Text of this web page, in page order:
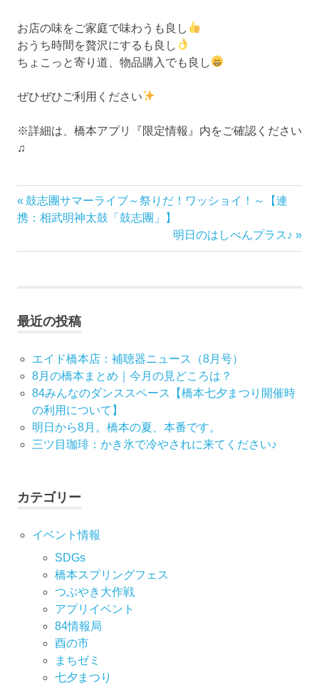
お店の味をご家庭で味わうも良し
おうち時間を贅沢にするも良し
ちょこっと寄り道、物品購入でも良し
ぜひぜひご利用ください
※詳細は、橋本アプリ『限定情報』内をご確認ください
♫
投
ゲ
ー
シ
ョ
ン
前
の
事:
鼓志團サマーライブ～祭りだ！ワッショイ！～【連
携：相武明神太鼓「鼓志團」】
次
の
明日のはしべんプラス♪
最近の投稿
エイド橋本店：補聴器ニュース（8月号）
8月の橋本まとめ｜今月の見どころは？
84みんなのダンススペース【橋本七夕まつり開催時
の利用について】
明日から8月。橋本の夏、本番です。
三ツ目珈琲：かき氷で冷やされに来てください♪
カテゴリー
イベント情報
SDGs
橋本スプリングフェス
つぶやき大作戦
アプリイベント
84情報局
酉の市
まちゼミ
七⼣まつり